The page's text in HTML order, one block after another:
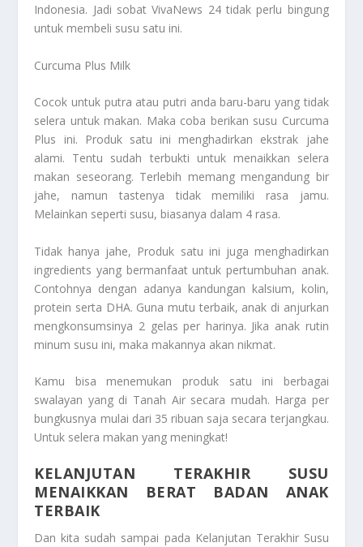
Indonesia. Jadi sobat VivaNews 24 tidak perlu bingung
untuk membeli susu satu ini.
Curcuma Plus Milk
Cocok untuk putra atau putri anda baru-baru yang tidak
selera untuk makan. Maka coba berikan susu Curcuma
Plus ini. Produk satu ini menghadirkan ekstrak jahe
alami. Tentu sudah terbukti untuk menaikkan selera
makan seseorang. Terlebih memang mengandung bir
jahe, namun tastenya tidak memiliki rasa jamu.
Melainkan seperti susu, biasanya dalam 4 rasa.
Tidak hanya jahe, Produk satu ini juga menghadirkan
ingredients yang bermanfaat untuk pertumbuhan anak.
Contohnya dengan adanya kandungan kalsium, kolin,
protein serta DHA. Guna mutu terbaik, anak di anjurkan
mengkonsumsinya 2 gelas per harinya. Jika anak rutin
minum susu ini, maka makannya akan nikmat.
Kamu bisa menemukan produk satu ini berbagai
swalayan yang di Tanah Air secara mudah. Harga per
bungkusnya mulai dari 35 ribuan saja secara terjangkau.
Untuk selera makan yang meningkat!
KELANJUTAN TERAKHIR SUSU
MENAIKKAN BERAT BADAN ANAK
TERBAIK
Dan kita sudah sampai pada Kelanjutan Terakhir Susu